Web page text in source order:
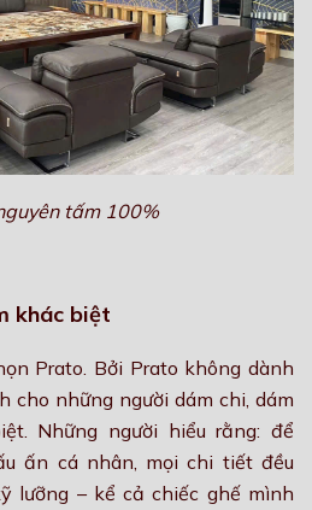
tấm 100%
khác biệt
Prato. Bởi Prato không dành
cho những người dám chi, dám
Những người hiểu rằng: để
ấn cá nhân, mọi chi tiết đều
lưỡng – kể cả chiếc ghế mình